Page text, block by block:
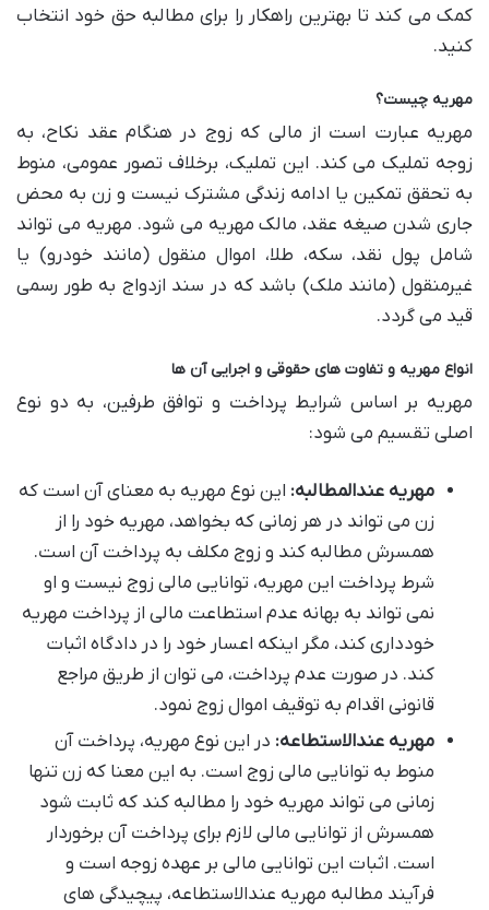
کمک می کند تا بهترین راهکار را برای مطالبه حق خود انتخاب
کنید.
مهریه چیست؟
مهریه عبارت است از مالی که زوج در هنگام عقد نکاح، به
زوجه تملیک می کند. این تملیک، برخلاف تصور عمومی، منوط
به تحقق تمکین یا ادامه زندگی مشترک نیست و زن به محض
جاری شدن صیغه عقد، مالک مهریه می شود. مهریه می تواند
شامل پول نقد، سکه، طلا، اموال منقول (مانند خودرو) یا
غیرمنقول (مانند ملک) باشد که در سند ازدواج به طور رسمی
قید می گردد.
انواع مهریه و تفاوت های حقوقی و اجرایی آن ها
مهریه بر اساس شرایط پرداخت و توافق طرفین، به دو نوع
اصلی تقسیم می شود:
مهریه عندالمطالبه: این نوع مهریه به معنای آن است که
زن می تواند در هر زمانی که بخواهد، مهریه خود را از
همسرش مطالبه کند و زوج مکلف به پرداخت آن است.
شرط پرداخت این مهریه، توانایی مالی زوج نیست و او
نمی تواند به بهانه عدم استطاعت مالی از پرداخت مهریه
خودداری کند، مگر اینکه اعسار خود را در دادگاه اثبات
کند. در صورت عدم پرداخت، می توان از طریق مراجع
قانونی اقدام به توقیف اموال زوج نمود.
مهریه عندالاستطاعه: در این نوع مهریه، پرداخت آن
منوط به توانایی مالی زوج است. به این معنا که زن تنها
زمانی می تواند مهریه خود را مطالبه کند که ثابت شود
همسرش از توانایی مالی لازم برای پرداخت آن برخوردار
است. اثبات این توانایی مالی بر عهده زوجه است و
فرآیند مطالبه مهریه عندالاستطاعه، پیچیدگی های